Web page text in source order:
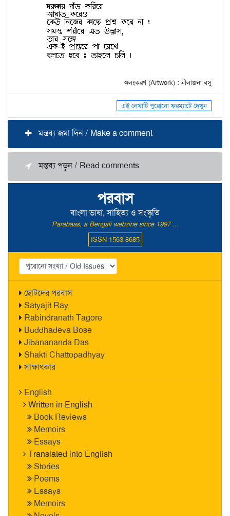
পরবাস
বাংলা ভাষা, সাহিত্য ও সংস্কৃতি
Parabaas, a Bengali webzine since 1997 ...
ISSN 1563-8685
ছোটদের পরবাস
Satyajit Ray
Rabindranath Tagore
Buddhadeva Bose
Jibanananda Das
Shakti Chattopadhyay
সাক্ষাৎকার
English
Written in English
Book Reviews
Memoirs
Essays
Translated into English
Stories
Poems
Essays
Memoirs
অলংকরণ (Artwork) : নীলাঞ্জনা বসু
এই লেখাটি পুরোনো ফরম্যাটে দেখুন
মন্তব্য জমা দিন / Make a comment
মন্তব্য পড়ুন / Read comments